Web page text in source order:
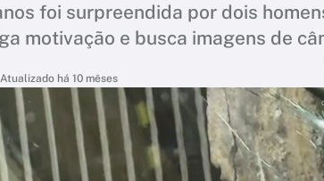
foi surpreendida por dois
motivação e busca imagens de
Atualizado há 10 mêses